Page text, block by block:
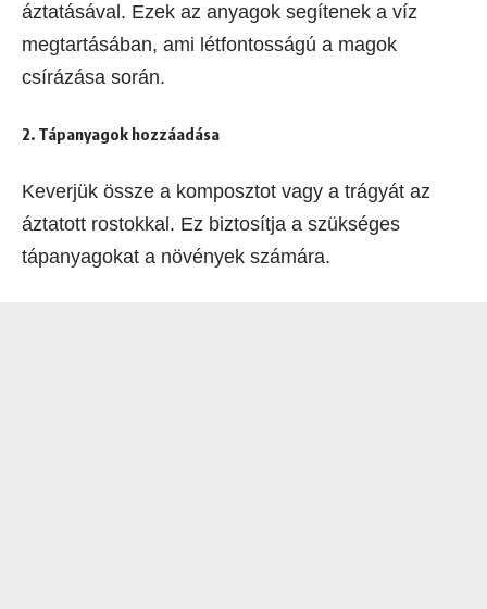
áztatásával. Ezek az anyagok segítenek a víz
megtartásában, ami létfontosságú a magok
csírázása során.
2. Tápanyagok hozzáadása
Keverjük össze a komposztot vagy a trágyát az
áztatott rostokkal. Ez biztosítja a szükséges
tápanyagokat a növények számára.